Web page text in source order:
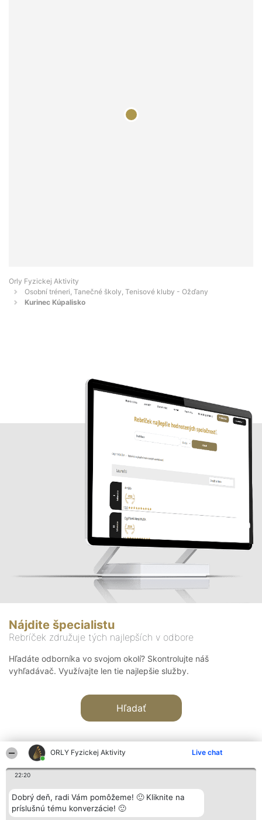
ORLY Fyzickej Aktivity Live chat
22:20
Dobrý deň, radi Vám pomôžeme! 🙂 Kliknite na
príslušnú tému konverzácie! 🙂
Orly Fyzickej Aktivity
Osobní tréneri, Tanečné školy, Tenisové kluby - Ožďany
Kurinec Kúpalisko
Nájdite špecialistu
Rebríček združuje tých najlepších v odbore
Hľadáte odborníka vo svojom okolí? Skontrolujte náš
vyhľadávač. Využívajte len tie najlepšie služby.
Hľadať
Organizátor hodnotenia
Bright Side Solutions sp. z o.
o. sp. k.
Hodnotenie
Laureáti
Lista
Kontakt
Kontakt